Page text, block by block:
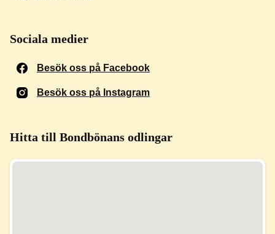
Sociala medier
Besök oss på Facebook
Besök oss på Instagram
Hitta till Bondbönans odlingar